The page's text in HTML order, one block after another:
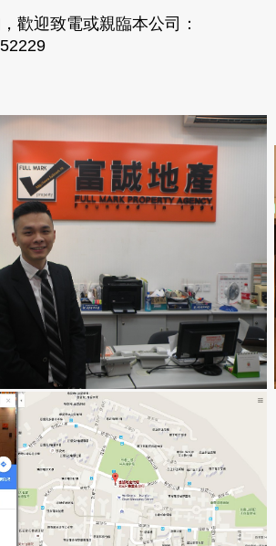
歡迎致電或親臨本公司：